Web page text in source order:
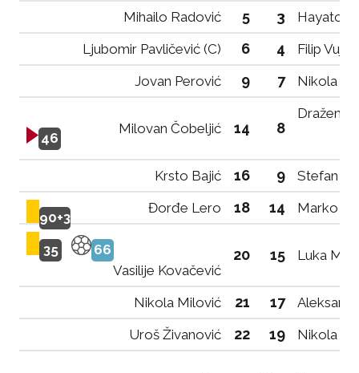
Mihailo Radović 5 3
Hayato
Ljubomir Pavličević (C)
6 4
Filip
Jovan Perović
9 7 Nikola
46
Milovan Čobeljić 14 8
Dražen
Krsto Bajić 16 9 Stefan
90+3
Đorđe Lero 18 14 Marko
35
66
Vasilije Kovačević
20 15 Luka
Nikola Milović 21 17
Uroš Živanović
22 19 Nikola